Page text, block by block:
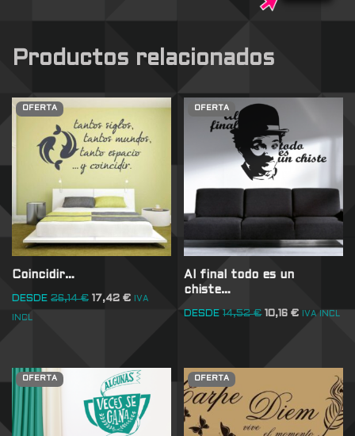
Productos relacionados
OFERTA
Coincidir…
DESDE 26,14€ 17,42 € IVA
INCL
OFERTA
Al final todo es un
chiste…
DESDE 14,52€ 10,16€ IVA INCL
OFERTA OFERTA